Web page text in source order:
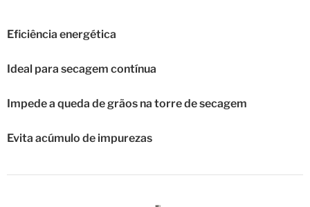
Eficiência energética
Ideal para secagem contínua
Impede a queda de grãos na torre de secagem
Evita acúmulo de impurezas